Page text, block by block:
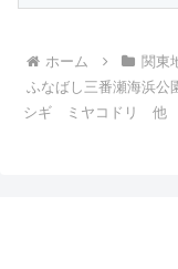
ホーム 関東
ふなばし三番瀬海浜
シギ ミヤコドリ 他